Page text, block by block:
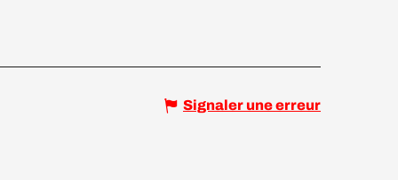
Signaler une erreur